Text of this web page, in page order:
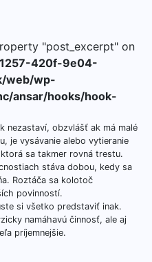
"post_excerpt" on
420f-9e04-
web/wp-
ansar/hooks/hook-
nezastaví, obzvlášť ak má malé
je vysávanie alebo vytieranie
sa takmer rovná trestu.
stáva dobou, kedy sa
Roztáča sa kolotoč
povinností.
si všetko predstaviť inak.
namáhavú činnosť, ale aj
príjemnejšie.